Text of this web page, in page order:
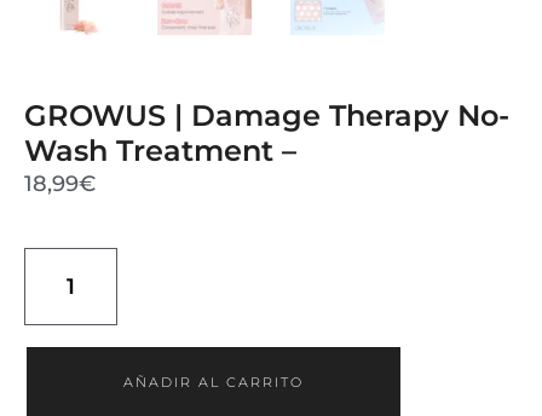
GROWUS | Damage Therapy No-
Wash Treatment –
18,99€
AÑADIR AL CARRITO